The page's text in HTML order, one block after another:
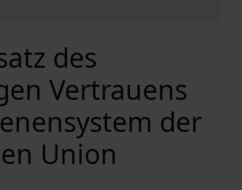
des
Vertrauens
der
Union